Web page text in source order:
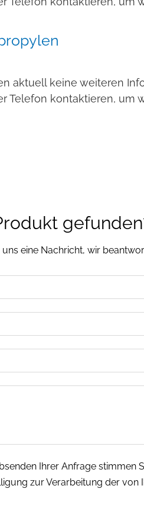
aktuell keine weiteren
Telefon kontaktieren, um
eine Nachricht, wir
Ihrer Anfrage
zur Verarbeitung der